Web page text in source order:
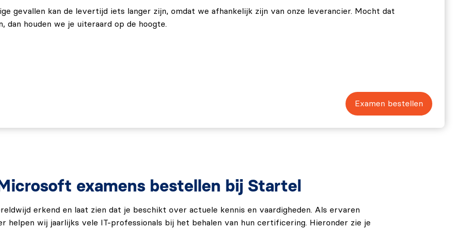
bestaat uit meerkeuzevragen en scenariogerichte
intelligente applicaties wordt getoetst. Je krijgt 120
gevallen kan de levertijd iets langer zijn, omdat we afhankelijk zijn van onze leverancier. Mocht dat
dan houden we je uiteraard op de hoogte.
Examen bestellen
examens bestellen bij Startel
erkend en laat zien dat je beschikt over actuele kennis en vaardigheden. Als ervaren
helpen wij jaarlijks vele IT-professionals bij het behalen van hun certificering. Hieronder zie je